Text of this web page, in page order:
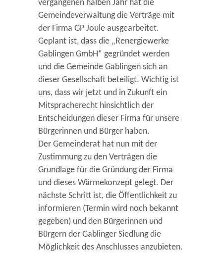
vergangenen halben Jahr hat die
Gemeindeverwaltung die Verträge mit
der Firma GP Joule ausgearbeitet.
Geplant ist, dass die „Renergiewerke
Gablingen GmbH“ gegründet werden
und die Gemeinde Gablingen sich an
dieser Gesellschaft beteiligt. Wichtig ist
uns, dass wir jetzt und in Zukunft ein
Mitspracherecht hinsichtlich der
Entscheidungen dieser Firma für unsere
Bürgerinnen und Bürger haben.
Der Gemeinderat hat nun mit der
Zustimmung zu den Verträgen die
Grundlage für die Gründung der Firma
und dieses Wärmekonzept gelegt. Der
nächste Schritt ist, die Öffentlichkeit zu
informieren (Termin wird noch bekannt
gegeben) und den Bürgerinnen und
Bürgern der Gablinger Siedlung die
Möglichkeit des Anschlusses anzubieten.